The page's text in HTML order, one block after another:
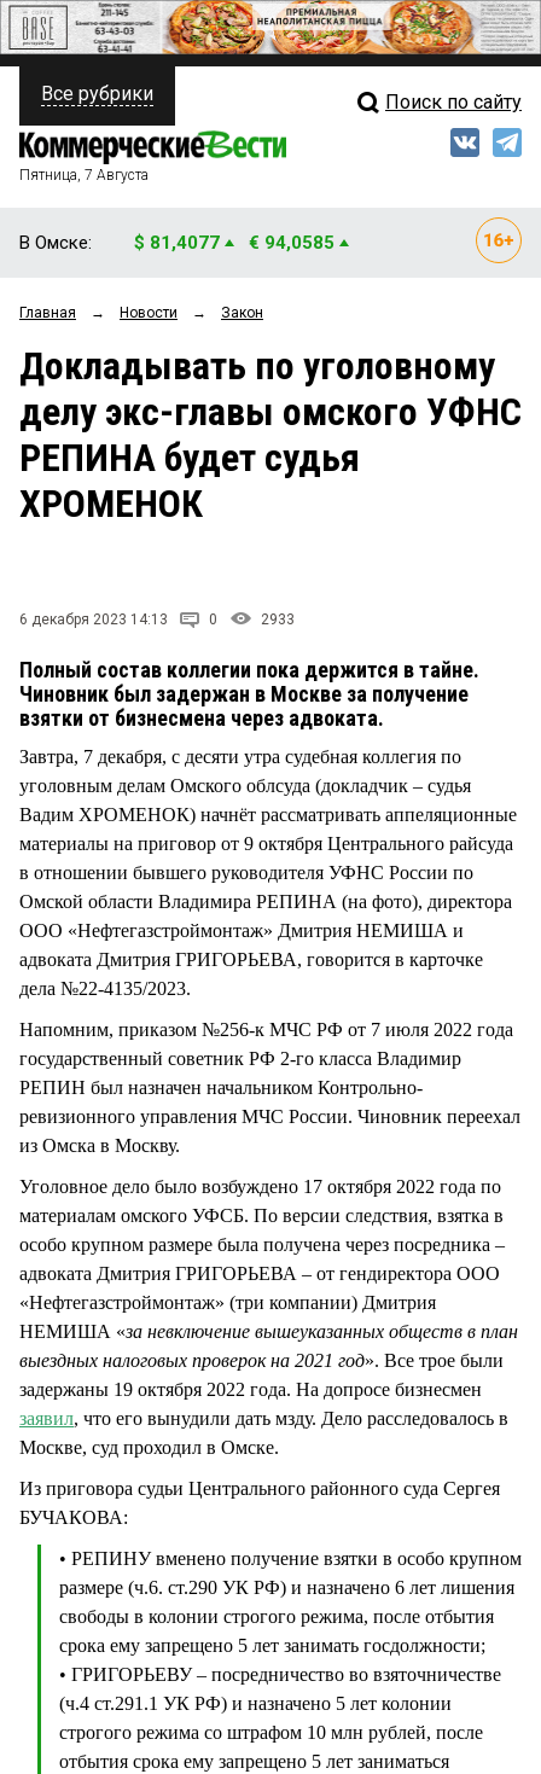
ПОЛИТИКА
ФИНАНСЫ
ОБЩЕСТВО
ЗАКОН
НОВОСТИ КОМПАНИЙ
ПРОИСШЕСТВИЯ
Свежий выпуск
Рейтинги
Блоги
Архив
Все рубрики Поиск по сайту
Пятница, 7 Августа
В Омске: $ 81,4077 € 94,0585
Главная → Новости → Закон
Докладывать по уголовному
делу экс-главы омского УФНС
РЕПИНА будет судья
ХРОМЕНОК
6 декабря 2023 14:13 0 2933
Полный состав коллегии пока держится в тайне.
Чиновник был задержан в Москве за получение
взятки от бизнесмена через адвоката.
Завтра, 7 декабря, с десяти утра судебная коллегия по
уголовным делам Омского облсуда (докладчик – судья
Вадим ХРОМЕНОК) начнёт рассматривать аппеляционные
материалы на приговор от 9 октября Центрального райсуда
в отношении бывшего руководителя УФНС России по
Омской области Владимира РЕПИНА (на фото), директора
ООО «Нефтегазстроймонтаж» Дмитрия НЕМИША и
адвоката Дмитрия ГРИГОРЬЕВА, говорится в карточке
дела №22-4135/2023.
Напомним, приказом №256-к МЧС РФ от 7 июля 2022 года
государственный советник РФ 2-го класса Владимир
РЕПИН был назначен начальником Контрольно-
ревизионного управления МЧС России. Чиновник переехал
из Омска в Москву. ​
Уголовное дело было возбуждено 17 октября 2022 года по
материалам омского УФСБ. По версии следствия, взятка в
особо крупном размере была получена через посредника –
адвоката Дмитрия ГРИГОРЬЕВА – от гендиректора ООО
«Нефтегазстроймонтаж» (три компании) Дмитрия
НЕМИША «за невключение вышеуказанных обществ в план
выездных налоговых проверок на 2021 год». Все трое были
задержаны 19 октября 2022 года. На допросе бизнесмен
заявил, что его вынудили дать мзду. Дело расследовалось в
Москве, суд проходил в Омске.
Из приговора судьи Центрального районного суда Сергея
БУЧАКОВА:
• РЕПИНУ вменено получение взятки в особо крупном
размере (ч.6. ст.290 УК РФ) и назначено 6 лет лишения
свободы в колонии строгого режима, после отбытия
срока ему запрещено 5 лет занимать госдолжности;
• ГРИГОРЬЕВУ – посредничество во взяточничестве
(ч.4 ст.291.1 УК РФ) и назначено 5 лет колонии
строгого режима со штрафом 10 млн рублей, после
отбытия срока ему запрещено 5 лет заниматься